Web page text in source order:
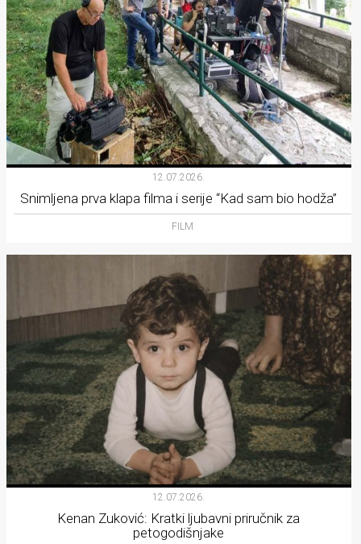
12.07.2026.
Snimljena prva klapa filma i serije “Kad sam bio hodža”
FILM
12.07.2026.
Kenan Zuković: Kratki ljubavni priručnik za
petogodišnjake